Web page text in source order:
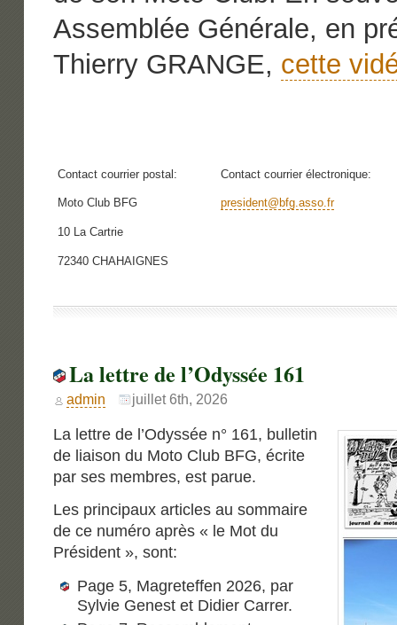
Assemblée Générale, en
Thierry GRANGE, cette
Contact courrier postal: Contact courrier électronique:
Moto Club BFG president@bfg.asso.fr
10 La Cartrie
72340 CHAHAIGNES
La lettre de l’Odyssée 161
admin juillet 6th, 2026
La lettre de l’Odyssée n° 161, bulletin
de liaison du Moto Club BFG, écrite
par ses membres, est parue.
Les principaux articles au sommaire
de ce numéro après « le Mot du
Président », sont:
Page 5, Magreteffen 2026, par
Sylvie Genest et Didier Carrer.